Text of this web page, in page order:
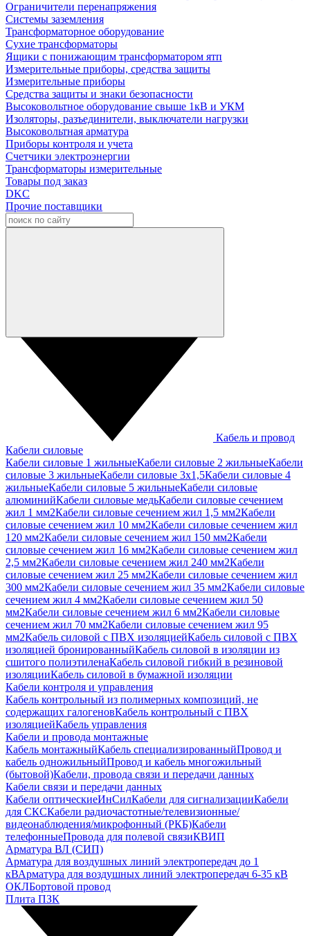
Ограничители перенапряжения
Системы заземления
Трансформаторное оборудование
Сухие трансформаторы
Ящики с понижающим трансформатором ятп
Измерительные приборы, средства защиты
Измерительные приборы
Средства защиты и знаки безопасности
Высоковольтное оборудование свыше 1кВ и УКМ
Изоляторы, разъединители, выключатели нагрузки
Высоковольтная арматура
Приборы контроля и учета
Счетчики электроэнергии
Трансформаторы измерительные
Товары под заказ
DKC
Прочие поставщики
Кабель и провод
Кабели силовые
Кабели силовые 1 жильныеКабели силовые 2 жильныеКабели
силовые 3 жильныеКабели силовые 3х1,5Кабели силовые 4
жильныеКабели силовые 5 жильныеКабели силовые
алюминийКабели силовые медьКабели силовые сечением
жил 1 мм2Кабели силовые сечением жил 1,5 мм2Кабели
силовые сечением жил 10 мм2Кабели силовые сечением жил
120 мм2Кабели силовые сечением жил 150 мм2Кабели
силовые сечением жил 16 мм2Кабели силовые сечением жил
2,5 мм2Кабели силовые сечением жил 240 мм2Кабели
силовые сечением жил 25 мм2Кабели силовые сечением жил
300 мм2Кабели силовые сечением жил 35 мм2Кабели силовые
сечением жил 4 мм2Кабели силовые сечением жил 50
мм2Кабели силовые сечением жил 6 мм2Кабели силовые
сечением жил 70 мм2Кабели силовые сечением жил 95
мм2Кабель силовой с ПВХ изоляциейКабель силовой с ПВХ
изоляцией бронированныйКабель силовой в изоляции из
сшитого полиэтиленаКабель силовой гибкий в резиновой
изоляцииКабель силовой в бумажной изоляции
Кабели контроля и управления
Кабель контрольный из полимерных композиций, не
содержащих галогеновКабель контрольный с ПВХ
изоляциейКабель управления
Кабели и провода монтажные
Кабель монтажныйКабель специализированныйПровод и
кабель одножильныйПровод и кабель многожильный
(бытовой)Кабели, провода связи и передачи данных
Кабели связи и передачи данных
Кабели оптическиеИнСилКабели для сигнализацииКабели
для СКСКабели радиочастотные/телевизионные/
видеонаблюдения/микрофонный (РКБ)Кабели
телефонныеПровода для полевой связиКВИП
Арматура ВЛ (СИП)
Арматура для воздушных линий электропередач до 1
кВАрматура для воздушных линий электропередач 6-35 кВ
ОКЛБортовой провод
Плита ПЗК